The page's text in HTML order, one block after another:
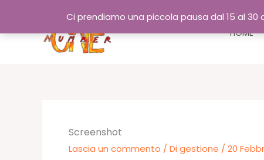
Ci prendiamo una piccola pausa dal 15 al
contenuto
HOME
Screenshot
Lascia un commento / Di gestione / 20